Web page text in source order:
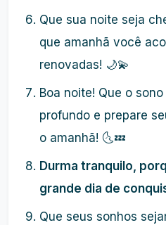
Que sua noite seja
que amanhã você
renovadas! 🌙💫
Boa noite! Que o
profundo e prepare
o amanhã! 🌜💤
Durma tranquilo,
grande dia de
Que seus sonhos